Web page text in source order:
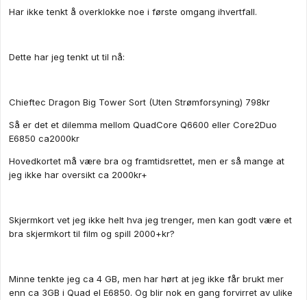
Har ikke tenkt å overklokke noe i første omgang ihvertfall.
Dette har jeg tenkt ut til nå:
Chieftec Dragon Big Tower Sort (Uten Strømforsyning) 798kr
Så er det et dilemma mellom QuadCore Q6600 eller Core2Duo
E6850 ca2000kr
Hovedkortet må være bra og framtidsrettet, men er så mange at
jeg ikke har oversikt ca 2000kr+
Skjermkort vet jeg ikke helt hva jeg trenger, men kan godt være et
bra skjermkort til film og spill 2000+kr?
Minne tenkte jeg ca 4 GB, men har hørt at jeg ikke får brukt mer
enn ca 3GB i Quad el E6850. Og blir nok en gang forvirret av ulike